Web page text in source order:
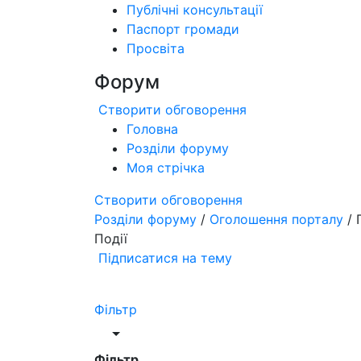
Публічні консультації
Паспорт громади
Просвіта
Форум
Створити обговорення
Головна
Розділи форуму
Моя стрічка
Створити обговорення
Розділи форуму / Оголошення порталу /
Події
Підписатися на тему
Фільтр